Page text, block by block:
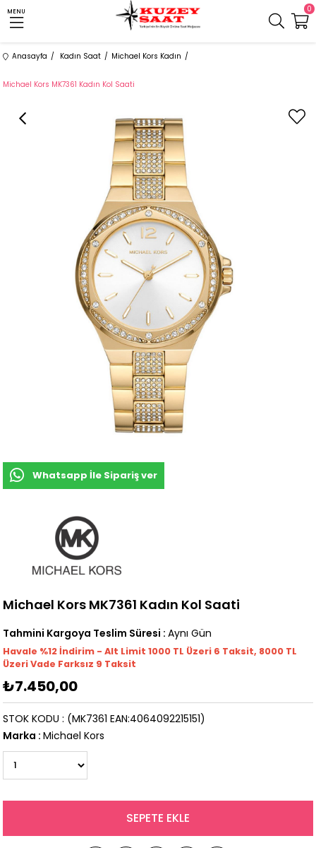
MENU 0
Anasayfa Kadın Saat Michael Kors Kadın
Michael Kors MK7361 Kadın Kol Saati
Whatsapp İle Sipariş ver
Michael Kors MK7361 Kadın Kol Saati
Tahmini Kargoya Teslim Süresi : Aynı Gün
Havale %12 İndirim - Alt Limit 1000 TL Üzeri 6 Taksit, 8000 TL
Üzeri Vade Farksız 9 Taksit
₺7.450,00
(MK7361 EAN:4064092215151)
STOK KODU
Marka : Michael Kors